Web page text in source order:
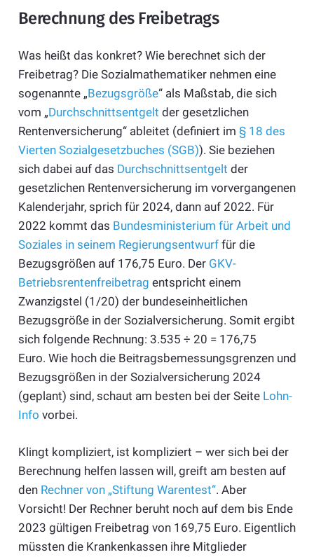
Berechnung des Freibetrags
Was heißt das konkret? Wie berechnet sich der
Freibetrag? Die Sozialmathematiker nehmen eine
sogenannte „Bezugsgröße“ als Maßstab, die sich
vom „Durchschnittsentgelt der gesetzlichen
Rentenversicherung“ ableitet (definiert im § 18 des
Vierten Sozialgesetzbuches (SGB)). Sie beziehen
sich dabei auf das Durchschnittsentgelt der
gesetzlichen Rentenversicherung im vorvergangenen
Kalenderjahr, sprich für 2024, dann auf 2022. Für
2022 kommt das Bundesministerium für Arbeit und
Soziales in seinem Regierungsentwurffür die
Bezugsgrößen auf 176,75 Euro. Der GKV-
Betriebsrentenfreibetrag entspricht einem
Zwanzigstel (1/20) der bundeseinheitlichen
Bezugsgröße in der Sozialversicherung. Somit ergibt
sich folgende Rechnung: 3.535 ÷ 20 = 176,75
Euro. Wie hoch die Beitragsbemessungsgrenzen und
Bezugsgrößen in der Sozialversicherung 2024
(geplant) sind, schaut am besten bei der Seite Lohn-
Info vorbei.
Klingt kompliziert, ist kompliziert – wer sich bei der
Berechnung helfen lassen will, greift am besten auf
den Rechner von „Stiftung Warentest“. Aber
Vorsicht! Der Rechner beruht noch auf dem bis Ende
2023 gültigen Freibetrag von 169,75 Euro. Eigentlich
müssten die Krankenkassen ihre Mitglieder